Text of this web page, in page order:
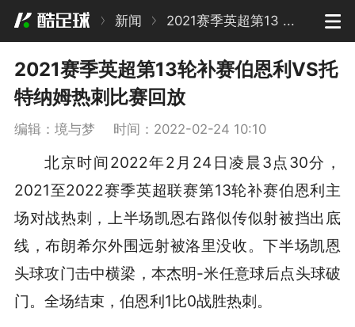
新闻 2021赛季英超第13 ...
2021赛季英超第13轮补赛伯恩利VS托
特纳姆热刺比赛回放
编辑：境与梦 时间：2022-02-24 10:10
北京时间2022年2月24日凌晨3点30分，
2021至2022赛季英超联赛第13轮补赛伯恩利主
场对战热刺，上半场凯恩右路似传似射被挡出底
线，布朗希尔外围远射被洛里没收。下半场凯恩
头球攻门击中横梁，本杰明-米任意球后点头球破
门。全场结束，伯恩利1比0战胜热刺。